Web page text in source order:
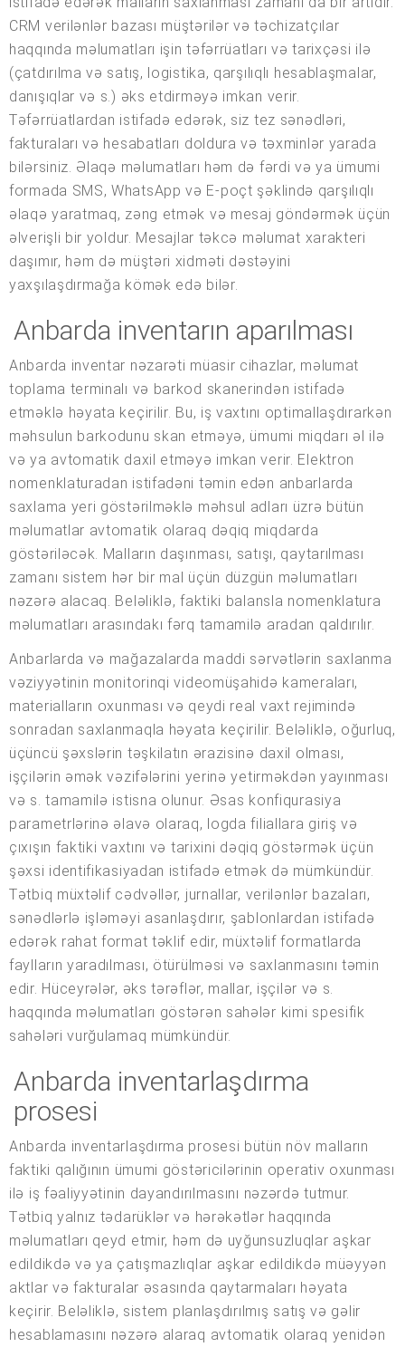
CRM verilənlər bazası müştərilər və təchizatçılar
haqqında məlumatları işin təfərrüatları və tarixçəsi ilə
(çatdırılma və satış, logistika, qarşılıqlı hesablaşmalar,
danışıqlar və s.) əks etdirməyə imkan verir.
Təfərrüatlardan istifadə edərək, siz tez sənədləri,
fakturaları və hesabatları doldura və təxminlər yarada
bilərsiniz. Əlaqə məlumatları həm də fərdi və ya ümumi
formada SMS, WhatsApp və E-poçt şəklində qarşılıqlı
əlaqə yaratmaq, zəng etmək və mesaj göndərmək üçün
əlverişli bir yoldur. Mesajlar təkcə məlumat xarakteri
daşımır, həm də müştəri xidməti dəstəyini
yaxşılaşdırmağa kömək edə bilər.
Anbarda inventarın aparılması
Anbarda inventar nəzarəti müasir cihazlar, məlumat
toplama terminalı və barkod skanerindən istifadə
etməklə həyata keçirilir. Bu, iş vaxtını optimallaşdırarkən
məhsulun barkodunu skan etməyə, ümumi miqdarı əl ilə
və ya avtomatik daxil etməyə imkan verir. Elektron
nomenklaturadan istifadəni təmin edən anbarlarda
saxlama yeri göstərilməklə məhsul adları üzrə bütün
məlumatlar avtomatik olaraq dəqiq miqdarda
göstəriləcək. Malların daşınması, satışı, qaytarılması
zamanı sistem hər bir mal üçün düzgün məlumatları
nəzərə alacaq. Beləliklə, faktiki balansla nomenklatura
məlumatları arasındakı fərq tamamilə aradan qaldırılır.
Anbarlarda və mağazalarda maddi sərvətlərin saxlanma
vəziyyətinin monitorinqi videomüşahidə kameraları,
materialların oxunması və qeydi real vaxt rejimində
sonradan saxlanmaqla həyata keçirilir. Beləliklə, oğurluq,
üçüncü şəxslərin təşkilatın ərazisinə daxil olması,
işçilərin əmək vəzifələrini yerinə yetirməkdən yayınması
və s. tamamilə istisna olunur. Əsas konfiqurasiya
parametrlərinə əlavə olaraq, logda filiallara giriş və
çıxışın faktiki vaxtını və tarixini dəqiq göstərmək üçün
şəxsi identifikasiyadan istifadə etmək də mümkündür.
Tətbiq müxtəlif cədvəllər, jurnallar, verilənlər bazaları,
sənədlərlə işləməyi asanlaşdırır, şablonlardan istifadə
edərək rahat format təklif edir, müxtəlif formatlarda
faylların yaradılması, ötürülməsi və saxlanmasını təmin
edir. Hüceyrələr, əks tərəflər, mallar, işçilər və s.
haqqında məlumatları göstərən sahələr kimi spesifik
sahələri vurğulamaq mümkündür.
Anbarda inventarlaşdırma
prosesi
Anbarda inventarlaşdırma prosesi bütün növ malların
faktiki qalığının ümumi göstəricilərinin operativ oxunması
ilə iş fəaliyyətinin dayandırılmasını nəzərdə tutmur.
Tətbiq yalnız tədarüklər və hərəkətlər haqqında
məlumatları qeyd etmir, həm də uyğunsuzluqlar aşkar
edildikdə və ya çatışmazlıqlar aşkar edildikdə müəyyən
aktlar və fakturalar əsasında qaytarmaları həyata
keçirir. Beləliklə, sistem planlaşdırılmış satış və gəlir
hesablamasını nəzərə alaraq avtomatik olaraq yenidən